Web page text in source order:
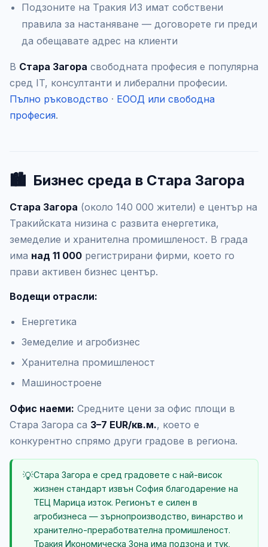
Подзоните на Тракия ИЗ имат собствени
правила за настаняване — договорете ги преди
да обещавате адрес на клиенти
В Стара Загора свободната професия е популярна
сред IT, консултанти и либерални професии.
Пълно ръководство · ЕООД или свободна
професия.
🏙️ Бизнес среда в Стара Загора
Стара Загора (около 140 000 жители) е център на
Тракийската низина с развита енергетика,
земеделие и хранителна промишленост. В града
има над 11 000 регистрирани фирми, което го
прави активен бизнес център.
Водещи отрасли:
Енергетика
Земеделие и агробизнес
Хранителна промишленост
Машиностроене
Офис наеми: Средните цени за офис площи в
Стара Загора са 3–7 EUR/кв.м., което е
конкурентно спрямо други градове в региона.
💡Стара Загора е сред градовете с най-висок
жизнен стандарт извън София благодарение на
ТЕЦ Марица изток. Регионът е силен в
агробизнеса — зърнопроизводство, винарство и
хранително-преработвателна промишленост.
Тракия Икономическа Зона има подзона и тук,